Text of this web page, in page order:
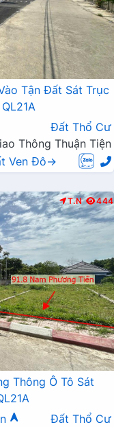
Tận Đất Sát Trục
Đất Thổ Cư
Thông Thuận Tiện
Ven Đô→
T.N 444
Thông Ô Tô Sát
Đất Thổ Cư